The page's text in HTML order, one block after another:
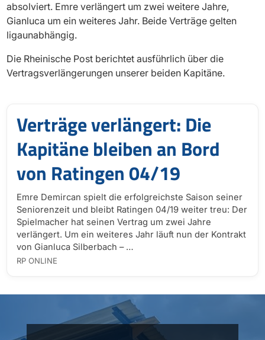
absolviert. Emre verlängert um zwei weitere Jahre,
Gianluca um ein weiteres Jahr. Beide Verträge gelten
ligaunabhängig.
Die Rheinische Post berichtet ausführlich über die
Vertragsverlängerungen unserer beiden Kapitäne.
Verträge verlängert: Die
Kapitäne bleiben an Bord
von Ratingen 04/19
Emre Demircan spielt die erfolgreichste Saison seiner
Seniorenzeit und bleibt Ratingen 04/19 weiter treu: Der
Spielmacher hat seinen Vertrag um zwei Jahre
verlängert. Um ein weiteres Jahr läuft nun der Kontrakt
von Gianluca Silberbach – …
RP ONLINE